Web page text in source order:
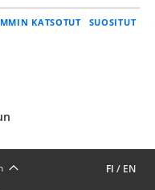
KATSOTUT SUOSITUT
FI / EN